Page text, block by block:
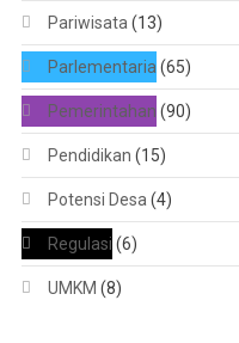
Pariwisata (13)
Parlementaria (65)
Pemerintahan (90)
Pendidikan (15)
Potensi Desa (4)
Regulasi (6)
UMKM (8)